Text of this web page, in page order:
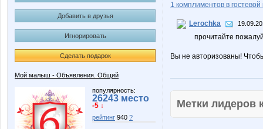
Добавить в друзья
Игнорировать
Сделать подарок
Мой малыш - Объявления. Общий
популярность:
26243 место
-5 ↓
рейтинг 940 ?
1 комплиментов в гостевой
Lerochka
прочитайте
Вы не авторизованы!
Метки